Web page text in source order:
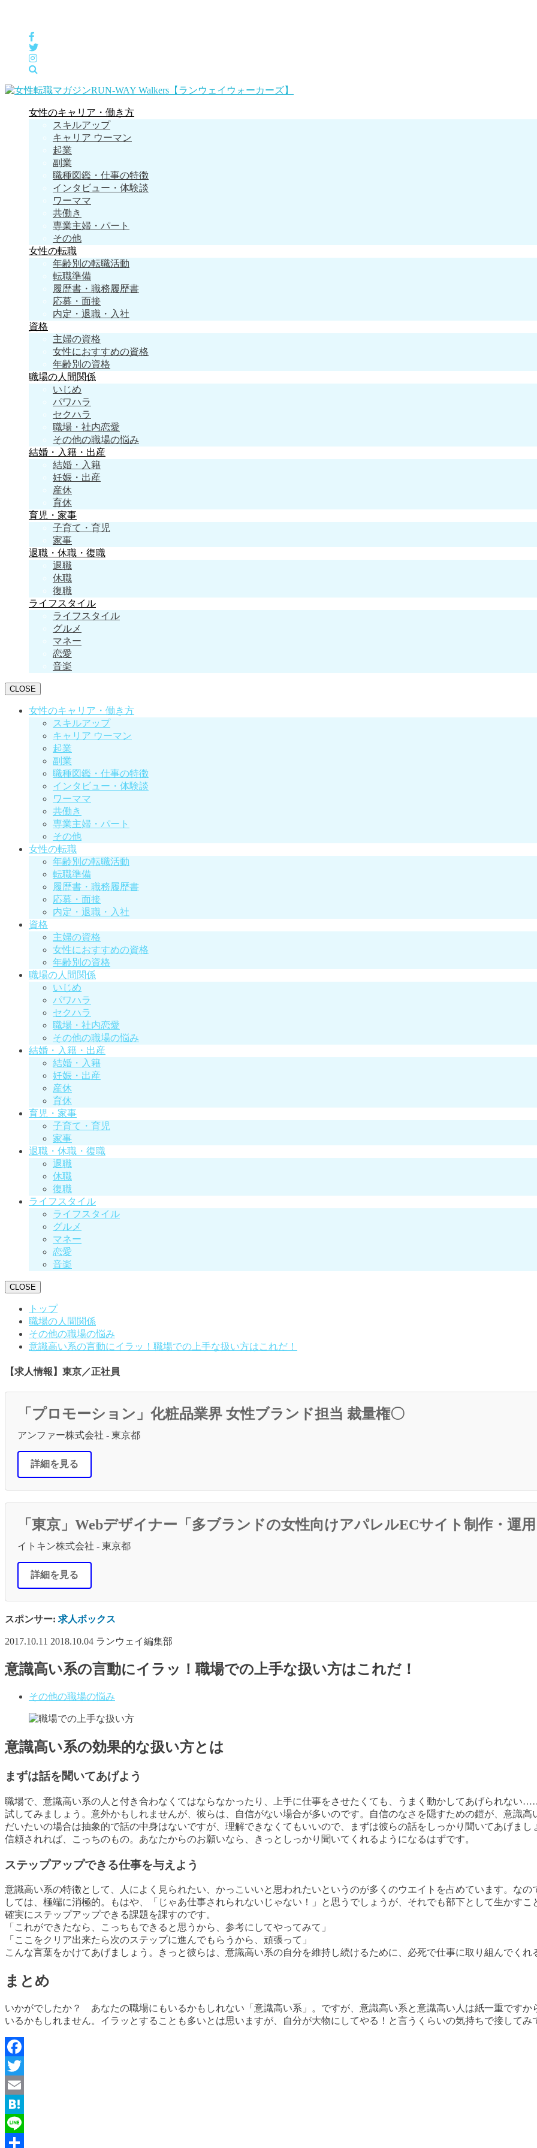
女性のキャリア・働き方
スキルアップ
キャリア ウーマン
起業
副業
職種図鑑・仕事の特徴
インタビュー・体験談
ワーママ
共働き
専業主婦・パート
その他
女性の転職
年齢別の転職活動
転職準備
履歴書・職務履歴書
応募・面接
内定・退職・入社
資格
主婦の資格
女性におすすめの資格
年齢別の資格
職場の人間関係
いじめ
パワハラ
セクハラ
職場・社内恋愛
その他の職場の悩み
結婚・入籍・出産
結婚・入籍
妊娠・出産
産休
育休
育児・家事
子育て・育児
家事
退職・休職・復職
退職
休職
復職
ライフスタイル
ライフスタイル
グルメ
マネー
恋愛
音楽
CLOSE
女性のキャリア・働き方
スキルアップ
キャリア ウーマン
起業
副業
職種図鑑・仕事の特徴
インタビュー・体験談
ワーママ
共働き
専業主婦・パート
その他
女性の転職
年齢別の転職活動
転職準備
履歴書・職務履歴書
応募・面接
内定・退職・入社
資格
主婦の資格
女性におすすめの資格
年齢別の資格
職場の人間関係
いじめ
パワハラ
セクハラ
職場・社内恋愛
その他の職場の悩み
結婚・入籍・出産
結婚・入籍
妊娠・出産
産休
育休
育児・家事
子育て・育児
家事
退職・休職・復職
退職
休職
復職
ライフスタイル
ライフスタイル
グルメ
マネー
恋愛
音楽
CLOSE
トップ
職場の人間関係
その他の職場の悩み
意識高い系の言動にイラッ！職場での上手な扱い方はこれだ！
【求人情報】東京／正社員
「プロモーション」化粧品業界 女性ブランド担当 裁量権〇
アンファー株式会社 - 東京都
詳細を見る
「東京」Webデザイナー「多ブランドの女性向けアパレルECサイト制作・運
イトキン株式会社 - 東京都
詳細を見る
スポンサー: 求人ボックス
2017.10.11 2018.10.04 ランウェイ編集部
意識高い系の言動にイラッ！職場での上手な扱い方はこれだ！
その他の職場の悩み
意識高い系の効果的な扱い方とは
まずは話を聞いてあげよう
職場で、意識高い系の人と付き合わなくてはならなかったり、上手に仕事をさせたくても、うまく動かしてあげられない
試してみましょう。意外かもしれませんが、彼らは、自信がない場合が多いのです。自信のなさを隠すための鎧が、意識高
だいたいの場合は抽象的で話の中身はないですが、理解できなくてもいいので、まずは彼らの話をしっかり聞いてあげま
信頼されれば、こっちのもの。あなたからのお願いなら、きっとしっかり聞いてくれるようになるはずです。
ステップアップできる仕事を与えよう
意識高い系の特徴として、人によく見られたい、かっこいいと思われたいというのが多くのウエイトを占めています。な
しては、極端に消極的。もはや、「じゃあ仕事されられないじゃない！」と思うでしょうが、それでも部下として生かす
確実にステップアップできる課題を課すのです。
「これができたなら、こっちもできると思うから、参考にしてやってみて」
「ここをクリア出来たら次のステップに進んでもらうから、頑張って」
こんな言葉をかけてあげましょう。きっと彼らは、意識高い系の自分を維持し続けるために、必死で仕事に取り組んでくれ
まとめ
いかがでしたか？ あなたの職場にもいるかもしれない「意識高い系」。ですが、意識高い系と意識高い人は紙一重です
いるかもしれません。イラッとすることも多いとは思いますが、自分が大物にしてやる！と言うくらいの気持ちで接してみ
Facebook
Twitter
Email
Hatena
Line